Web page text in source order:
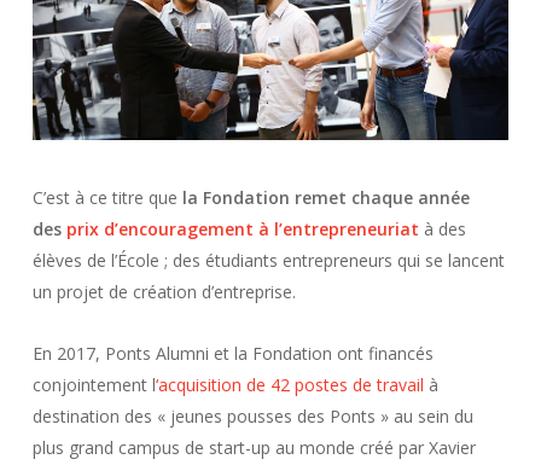
C’est à ce titre que la Fondation remet chaque année
des prix d’encouragement à l’entrepreneuriat à des
élèves de l’École ; des étudiants entrepreneurs qui se lancent
un projet de création d’entreprise.
En 2017, Ponts Alumni et la Fondation ont financés
conjointement l‘acquisition de 42 postes de travail à
destination des « jeunes pousses des Ponts » au sein du
plus grand campus de start-up au monde créé par Xavier